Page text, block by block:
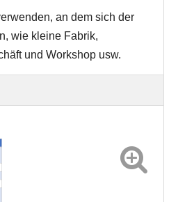
an dem sich der
wie kleine Fabrik,
und Workshop usw.